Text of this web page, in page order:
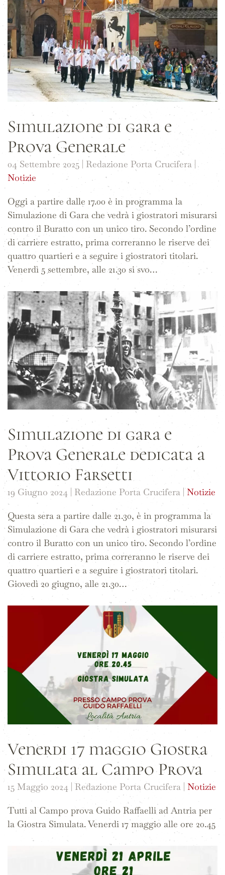
Simulazione di gara e
Prova Generale
04 Settembre 2025 | Redazione Porta Crucifera |
Notizie
Oggi a partire dalle 17.00 è in programma la
Simulazione di Gara che vedrà i giostratori misurarsi
contro il Buratto con un unico tiro. Secondo l’ordine
di carriere estratto, prima correranno le riserve dei
quattro quartieri e a seguire i giostratori titolari.
Venerdì 5 settembre, alle 21.30 si svo…
Simulazione di gara e
Prova Generale dedicata a
Vittorio Farsetti
19 Giugno 2024 | Redazione Porta Crucifera |Notizie
Questa sera a partire dalle 21.30, è in programma la
Simulazione di Gara che vedrà i giostratori misurarsi
contro il Buratto con un unico tiro. Secondo l’ordine
di carriere estratto, prima correranno le riserve dei
quattro quartieri e a seguire i giostratori titolari.
Giovedì 20 giugno, alle 21.30…
Venerdi 17 maggio Giostra
Simulata al Campo Prova
15 Maggio 2024 | Redazione Porta Crucifera | Notizie
Tutti al Campo prova Guido Raffaelli ad Antria per
la Giostra Simulata. Venerdi 17 maggio alle ore 20.45